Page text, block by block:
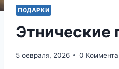
ПОДАРКИ
Этнические
5 февраля, 2026 0